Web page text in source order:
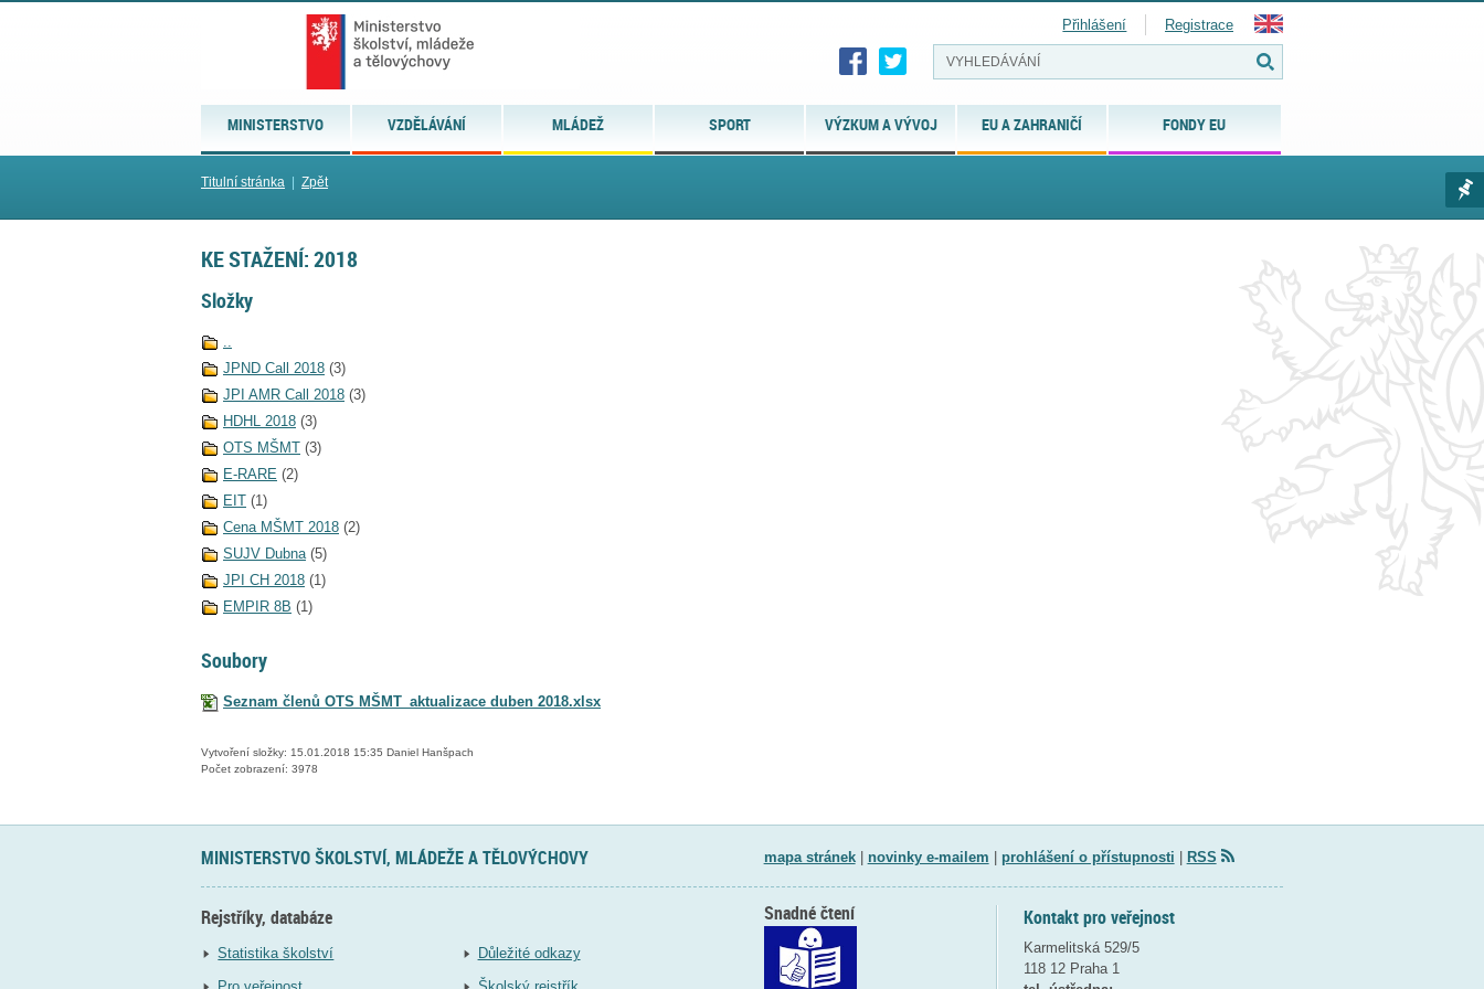
MINISTERSTVO VZDĚLÁVÁNÍ MLÁDEŽ SPORT VÝZKUM A VÝVOJ EU A ZAHRANIČÍ FONDY EU
Přihlášení Registrace
Titulní stránka Zpět
KE STAŽENÍ: 2018
Složky
..
JPND Call 2018 (3)
JPI AMR Call 2018 (3)
HDHL 2018 (3)
OTS MŠMT (3)
E-RARE (2)
EIT (1)
Cena MŠMT 2018 (2)
SUJV Dubna (5)
JPI CH 2018 (1)
EMPIR 8B (1)
Soubory
Seznam členů OTS MŠMT_aktualizace duben 2018.xlsx
Vytvoření složky: 15.01.2018 15:35 Daniel Hanšpach
Počet zobrazení: 3978
MINISTERSTVO ŠKOLSTVÍ, MLÁDEŽE A TĚLOVÝCHOVY mapa stránek| novinky e-mailem prohlášení o přístupnosti RSS
Rejstříky, databáze
Statistika školství
Důležité odkazy
Kontakt pro veřejnost
Karmelitská 529/5
118 12 Praha 1
Snadné čtení